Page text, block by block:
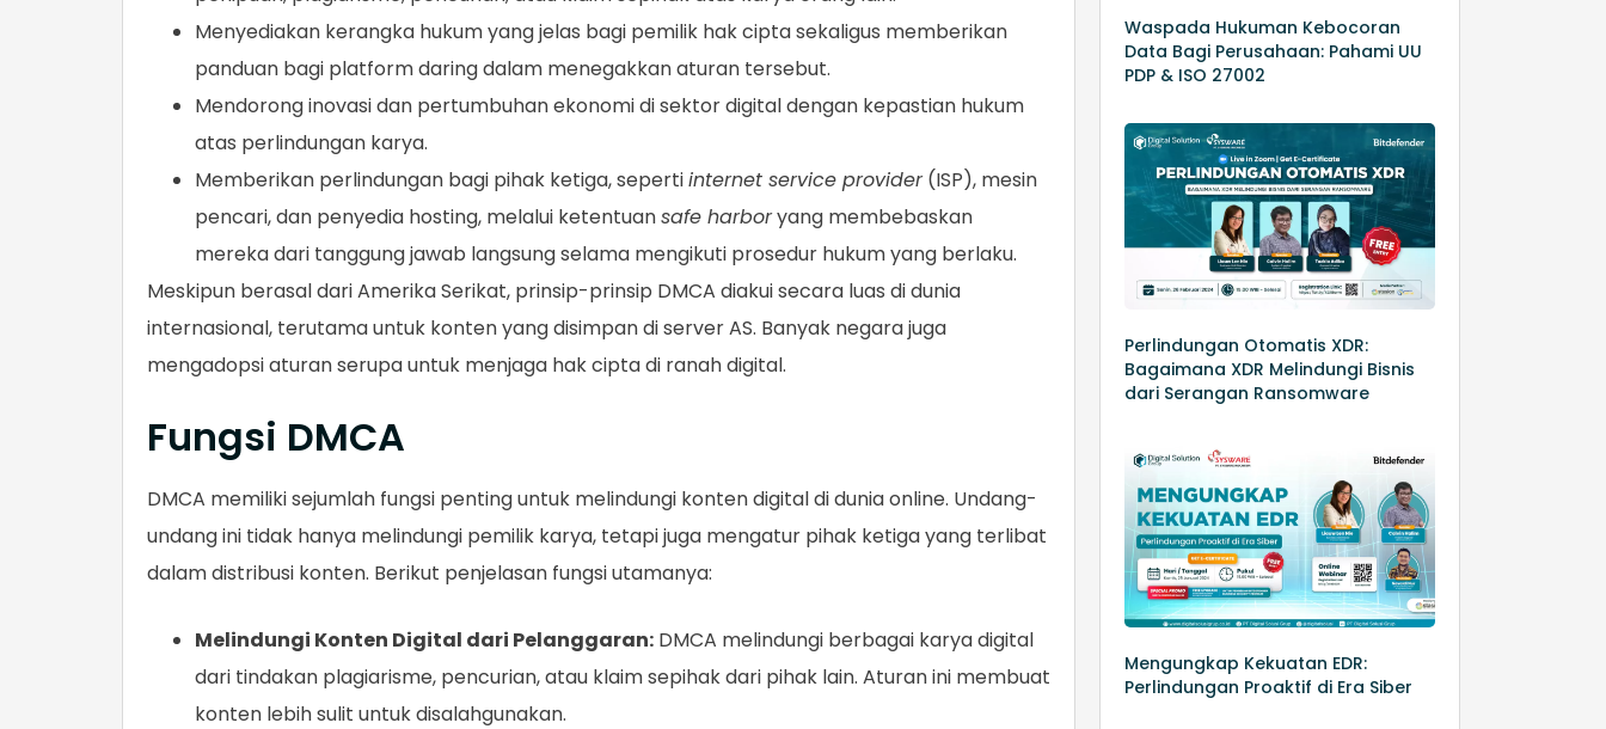
Menyediakan kerangka hukum yang jelas bagi pemilik hak cipta sekaligus memberikan
panduan bagi platform daring dalam menegakkan aturan tersebut.
Mendorong inovasi dan pertumbuhan ekonomi di sektor digital dengan kepastian hukum
atas perlindungan karya.
Memberikan perlindungan bagi pihak ketiga, sepertiinternet service provider(ISP), mesin
pencari, dan penyedia hosting, melalui ketentuansafe harboryang membebaskan
mereka dari tanggung jawab langsung selama mengikuti prosedur hukum yang berlaku.
Meskipun berasal dari Amerika Serikat, prinsip-prinsip DMCA diakui secara luas di dunia
internasional, terutama untuk konten yang disimpan di server AS. Banyak negara juga
mengadopsi aturan serupa untuk menjaga hak cipta di ranah digital.
Fungsi DMCA
DMCA memiliki sejumlah fungsi penting untuk melindungi konten digital di dunia online. Undang-
undang ini tidak hanya melindungi pemilik karya, tetapi juga mengatur pihak ketiga yang terlibat
dalam distribusi konten. Berikut penjelasan fungsi utamanya:
Melindungi Konten Digital dari Pelanggaran: DMCA melindungi berbagai karya digital
dari tindakan plagiarisme, pencurian, atau klaim sepihak dari pihak lain. Aturan ini membuat
konten lebih sulit untuk disalahgunakan.
Waspada Hukuman Kebocoran
Data Bagi Perusahaan: Pahami UU
PDP & ISO 27002
Perlindungan Otomatis XDR:
Bagaimana XDR Melindungi Bisnis
dari Serangan Ransomware
Mengungkap Kekuatan EDR:
Perlindungan Proaktif di Era Siber